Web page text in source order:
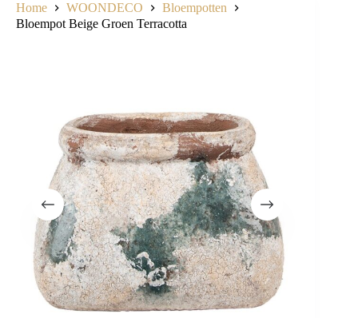
Home WOONDECO
Bloempotten
Bloempot Beige Groen Terracotta